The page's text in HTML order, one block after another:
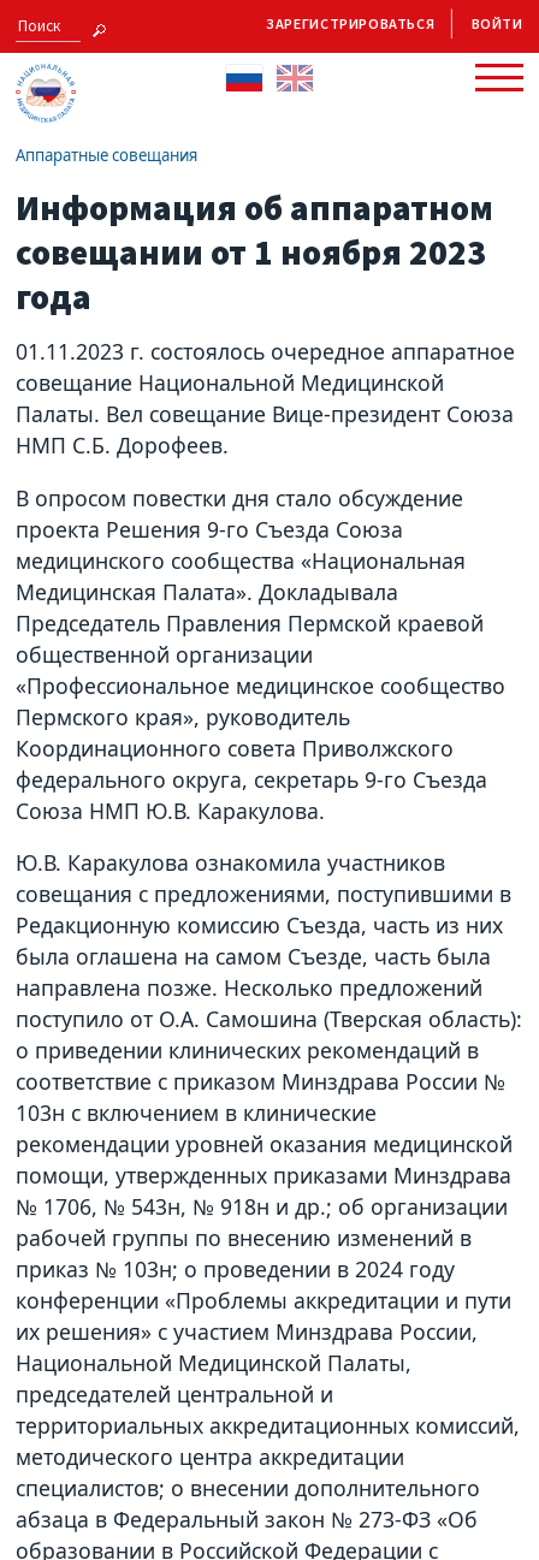
ЗАРЕГИСТРИРОВАТЬСЯ ВОЙТИ
Аппаратные совещания
Информация об аппаратном
совещании от 1 ноября 2023
года
01.11.2023 г. состоялось очередное аппаратное
совещание Национальной Медицинской
Палаты. Вел совещание Вице-президент Союза
НМП С.Б. Дорофеев.
В опросом повестки дня стало обсуждение
проекта Решения 9-го Съезда Союза
медицинского сообщества «Национальная
Медицинская Палата». Докладывала
Председатель Правления Пермской краевой
общественной организации
«Профессиональное медицинское сообщество
Пермского края», руководитель
Координационного совета Приволжского
федерального округа, секретарь 9-го Съезда
Союза НМП Ю.В. Каракулова.
Ю.В. Каракулова ознакомила участников
совещания с предложениями, поступившими в
Редакционную комиссию Съезда, часть из них
была оглашена на самом Съезде, часть была
направлена позже. Несколько предложений
поступило от О.А. Самошина (Тверская область):
о приведении клинических рекомендаций в
соответствие с приказом Минздрава России №
103н с включением в клинические
рекомендации уровней оказания медицинской
помощи, утвержденных приказами Минздрава
№ 1706, № 543н, № 918н и др.; об организации
рабочей группы по внесению изменений в
приказ № 103н; о проведении в 2024 году
конференции «Проблемы аккредитации и пути
их решения» с участием Минздрава России,
Национальной Медицинской Палаты,
председателей центральной и
территориальных аккредитационных комиссий,
методического центра аккредитации
специалистов; о внесении дополнительного
абзаца в Федеральный закон № 273-ФЗ «Об
образовании в Российской Федерации с